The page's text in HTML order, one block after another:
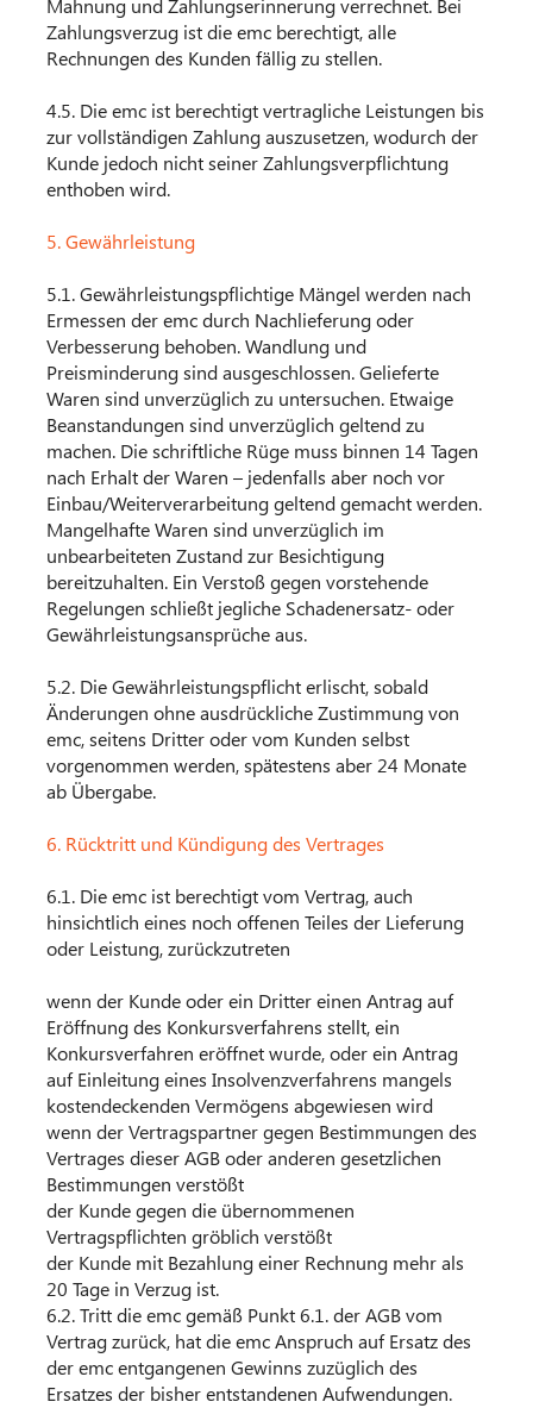
Mahnung und Zahlungserinnerung verrechnet. Bei
Zahlungsverzug ist die emc berechtigt, alle
Rechnungen des Kunden fällig zu stellen.
4.5. Die emc ist berechtigt vertragliche Leistungen bis
zur vollständigen Zahlung auszusetzen, wodurch der
Kunde jedoch nicht seiner Zahlungsverpflichtung
enthoben wird.
5. Gewährleistung
5.1. Gewährleistungspflichtige Mängel werden nach
Ermessen der emc durch Nachlieferung oder
Verbesserung behoben. Wandlung und
Preisminderung sind ausgeschlossen. Gelieferte
Waren sind unverzüglich zu untersuchen. Etwaige
Beanstandungen sind unverzüglich geltend zu
machen. Die schriftliche Rüge muss binnen 14 Tagen
nach Erhalt der Waren – jeden­falls aber noch vor
Einbau/Weiterverarbeitung geltend gemacht werden.
Mangelhafte Waren sind unverzüglich im
unbearbeiteten Zustand zur Besichtigung
bereitzuhalten. Ein Verstoß gegen vorstehende
Regelungen schließt jegliche Schadenersatz- oder
Gewährleistungsansprüche aus.
5.2. Die Gewährleistungspflicht erlischt, sobald
Änderungen ohne ausdrückliche Zustimmung von
emc, seitens Dritter oder vom Kunden selbst
vorgenommen werden, spätestens aber 24 Monate
ab Übergabe.
6. Rücktritt und Kündigung des Vertrages
6.1. Die emc ist berechtigt vom Vertrag, auch
hinsichtlich eines noch offenen Teiles der Lieferung
oder Leistung, zurückzutreten
wenn der Kunde oder ein Dritter einen Antrag auf
Eröffnung des Konkursverfahrens stellt, ein
Konkursverfahren eröffnet wurde, oder ein Antrag
auf Einleitung eines Insolvenzverfahrens mangels
kostendeckenden Vermögens abgewiesen wird
wenn der Vertragspartner gegen Bestimmungen des
Vertrages dieser AGB oder anderen gesetzlichen
Bestimmungen verstößt
der Kunde gegen die übernommenen
Vertragspflichten gröblich verstößt
der Kunde mit Bezahlung einer Rechnung mehr als
20 Tage in Verzug ist.
6.2. Tritt die emc gemäß Punkt 6.1. der AGB vom
Vertrag zurück, hat die emc Anspruch auf Ersatz des
der emc entgangenen Gewinns zuzüglich des
Ersatzes der bisher entstandenen Aufwendungen.